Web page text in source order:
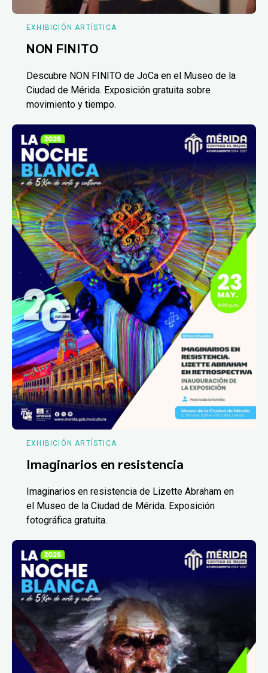
EXHIBICIÓN ARTÍSTICA
NON FINITO
Descubre NON FINITO de JoCa en el Museo de la
Ciudad de Mérida. Exposición gratuita sobre
movimiento y tiempo.
EXHIBICIÓN ARTÍSTICA
Imaginarios en resistencia
Imaginarios en resistencia de Lizette Abraham en
el Museo de la Ciudad de Mérida. Exposición
fotográfica gratuita.